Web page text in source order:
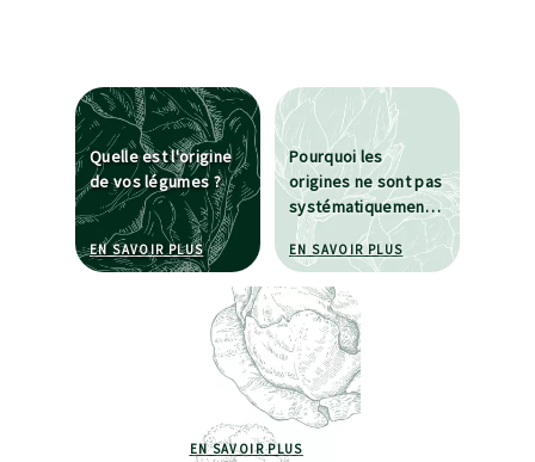
Quelle est l'origine
de vos légumes ?
EN SAVOIR PLUSÀ PROPOS DE QUELLE EST L'ORIGINE DE VOS
Pourquoi les
origines ne sont pas
systématiquement
indiquées sur
l'étiquette ?
EN SAVOIR PLUSÀ PROPOS DE
EN SAVOIR PLUSÀ PROPOS DE